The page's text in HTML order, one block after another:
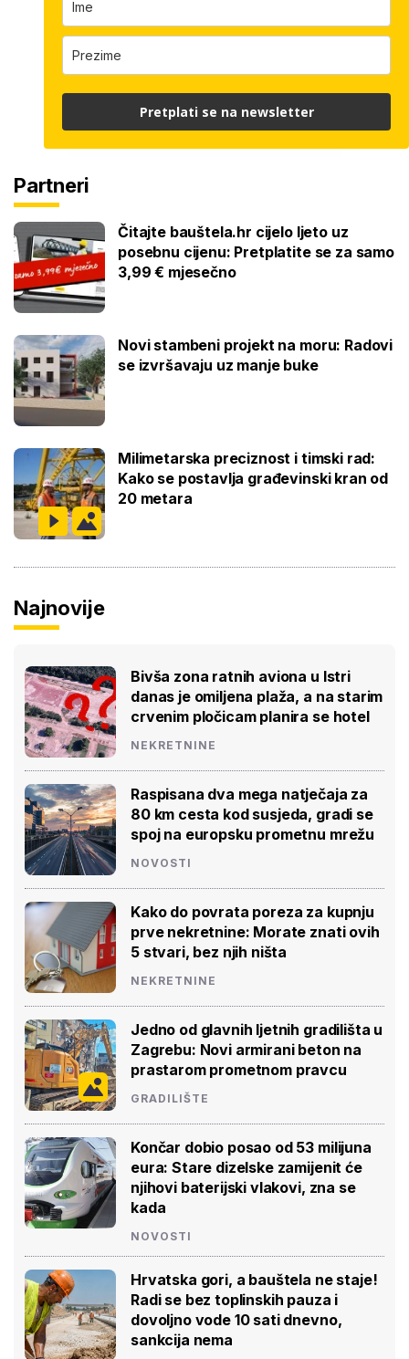
Partneri
Čitajte bauštela.hr cijelo ljeto uz
posebnu cijenu: Pretplatite se za samo
3,99 € mjesečno
Novi stambeni projekt na moru: Radovi
se izvršavaju uz manje buke
Milimetarska preciznost i timski rad:
Kako se postavlja građevinski kran od
20 metara
Najnovije
Bivša zona ratnih aviona u Istri
danas je omiljena plaža, a na starim
crvenim pločicam planira se hotel
NEKRETNINE
Raspisana dva mega natječaja za
80 km cesta kod susjeda, gradi se
spoj na europsku prometnu mrežu
NOVOSTI
Kako do povrata poreza za kupnju
prve nekretnine: Morate znati ovih
5 stvari, bez njih ništa
NEKRETNINE
Jedno od glavnih ljetnih gradilišta u
Zagrebu: Novi armirani beton na
prastarom prometnom pravcu
GRADILIŠTE
Končar dobio posao od 53 milijuna
eura: Stare dizelske zamijenit će
njihovi baterijski vlakovi, zna se
kada
NOVOSTI
Hrvatska gori, a bauštela ne staje!
Radi se bez toplinskih pauza i
dovoljno vode 10 sati dnevno,
sankcija nema
Pretplati se na newsletter